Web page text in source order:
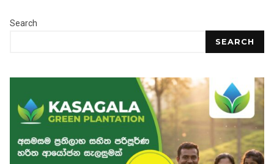
Search
SEARCH